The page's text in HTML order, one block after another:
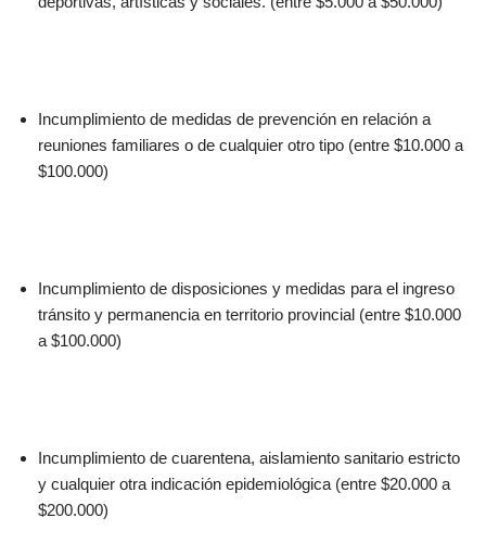
Incumplimiento de medidas de prevención en relación a
reuniones familiares o de cualquier otro tipo (entre $10.000 a
$100.000)
Incumplimiento de disposiciones y medidas para el ingreso
tránsito y permanencia en territorio provincial (entre $10.000
a $100.000)
Incumplimiento de cuarentena, aislamiento sanitario estricto
y cualquier otra indicación epidemiológica (entre $20.000 a
$200.000)